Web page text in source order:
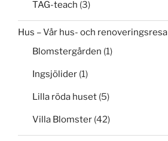
TAG-teach (3)
Hus – Vår hus- och renoveringsresa
Blomstergården (1)
Ingsjölider (1)
Lilla röda huset (5)
Villa Blomster (42)